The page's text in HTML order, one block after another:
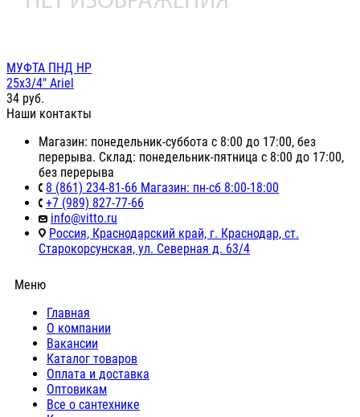
МУФТА ПНД НР
25х3/4" Ariel
34 руб.
Наши контакты
Магазин: понедельник-суббота с 8:00 до 17:00, без
перерыва. Склад: понедельник-пятница с 8:00 до 17:00,
без перерыва
8 (861) 234-81-66 Магазин: пн-сб 8:00-18:00
+7 (989) 827-77-66
info@vitto.ru
Россия, Краснодарский край, г. Краснодар, ст.
Старокорсунская, ул. Северная д. 63/4
Меню
Главная
О компании
Вакансии
Каталог товаров
Оплата и доставка
Оптовикам
Все о сантехнике